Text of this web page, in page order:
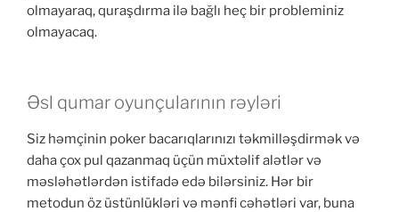
olmayaraq, quraşdırma ilə bağlı heç bir probleminiz
olmayacaq.
Əsl qumar oyunçularının rəyləri
Siz həmçinin poker bacarıqlarınızı təkmilləşdirmək və
daha çox pul qazanmaq üçün müxtəlif alətlər və
məsləhətlərdən istifadə edə bilərsiniz. Hər bir
metodun öz üstünlükləri və mənfi cəhətləri var, buna